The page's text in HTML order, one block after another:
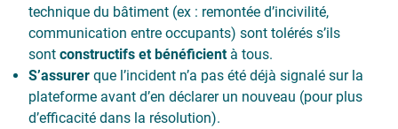
technique du bâtiment (ex : remontée d’incivilité,
communication entre occupants) sont tolérés s’ils
sont constructifs et bénéficientà tous.
S’assurer que l’incident n’a pas été déjà signalé sur la
plateforme avant d’en déclarer un nouveau (pour plus
d’efficacité dans la résolution).